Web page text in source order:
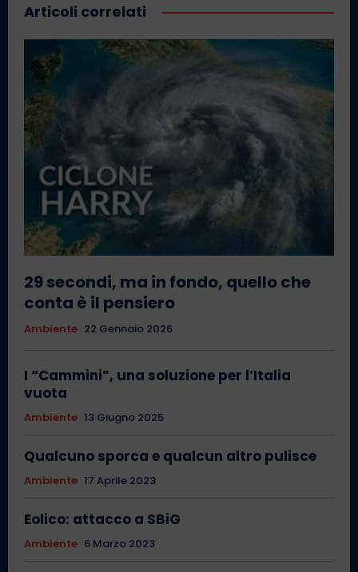
Articoli correlati
29 secondi, ma in fondo, quello che
conta è il pensiero
Ambiente 22 Gennaio 2026
I “Cammini”, una soluzione per l’Italia
vuota
Ambiente 13 Giugno 2025
Qualcuno sporca e qualcun altro pulisce
Ambiente 17 Aprile 2023
Eolico: attacco a SBiG
Ambiente 6 Marzo 2023